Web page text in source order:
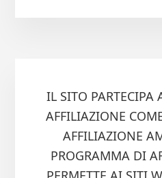
IL SITO
AFFILIAZIONE
AFFILIAZIONE
PROGRAMMA DI